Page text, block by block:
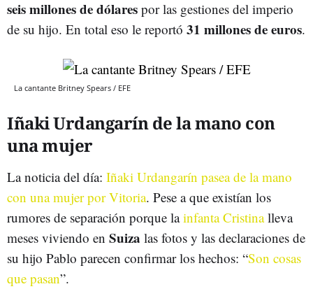
seis millones de dólares por las gestiones del imperio
de su hijo. En total eso le reportó 31 millones de euros.
La cantante Britney Spears / EFE
Iñaki Urdangarín de la mano con
una mujer
La noticia del día: Iñaki Urdangarín pasea de la mano
con una mujer por Vitoria. Pese a que existían los
rumores de separación porque lainfanta Cristinalleva
meses viviendo en Suiza las fotos y las declaraciones de
su hijo Pablo parecen confirmar los hechos: “Son cosas
que pasan”.